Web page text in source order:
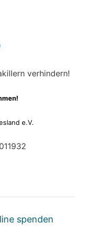
verhindern!
e.V.
spenden